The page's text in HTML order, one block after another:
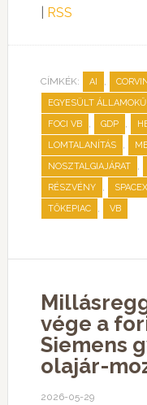
RSS
CÍMKÉK: AI ,
EGYESÜLT ÁLLAMOKŰ
FOCI VB , GDP ,
LOMTALANÍTÁS ,
NOSZTALGIAJÁRAT ,
RÉSZVÉNY , SPACEX
TŐKEPIAC , VB
vége a
Siemens
olajár-
2026-05-29